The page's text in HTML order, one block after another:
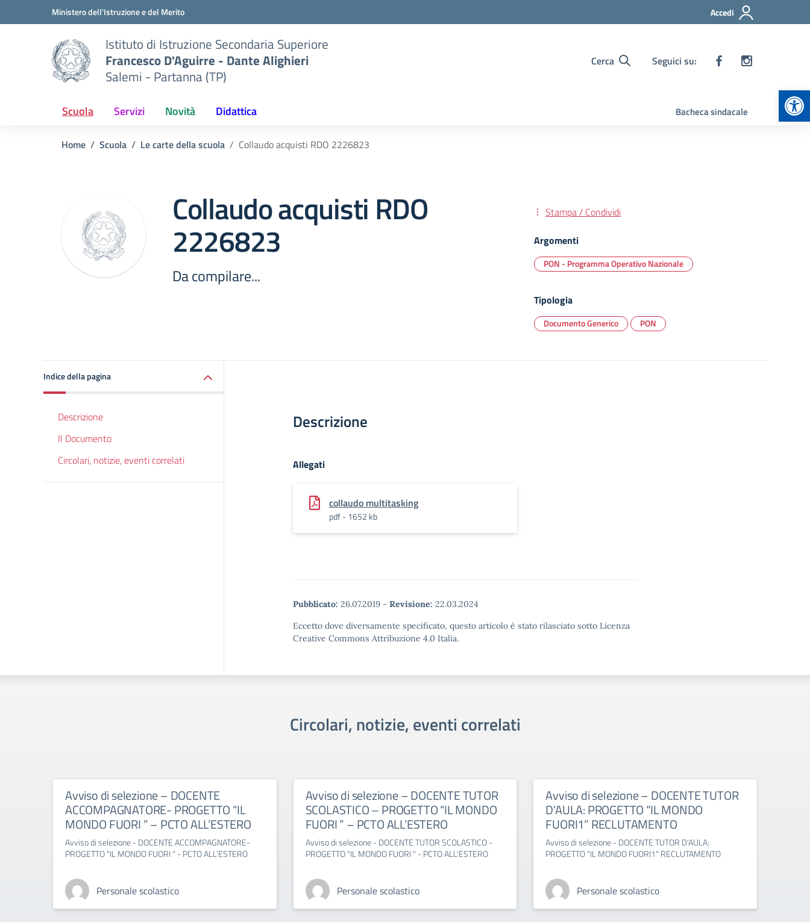
Vai ai contenuti
Vai al menu di navigazioneMinistero dell'Istruzione e del Merito Accedi
Istituto di Istruzione Secondaria Superiore
Francesco D'Aguirre - Dante Alighieri
Salemi - Partanna (TP)
Cerca Seguici su:
Scuola Servizi Novità Didattica Bacheca sindacale
Home Scuola Le carte della scuola Collaudo acquisti RDO 2226823
Collaudo acquisti RDO
2226823
Da compilare...
Stampa / Condividi
Argomenti
PON - Programma Operativo Nazionale
Tipologia
Documento Generico PON
Indice della pagina
Descrizione
Il Documento
Circolari, notizie, eventi correlati
Descrizione
Allegati
collaudo multitasking
pdf - 1652 kb
Pubblicato: 26.07.2019 - Revisione: 22.03.2024
Eccetto dove diversamente specificato, questo articolo è stato rilasciato sotto Licenza
Creative Commons Attribuzione 4.0 Italia.
Circolari, notizie, eventi correlati
Avviso di selezione – DOCENTE
ACCOMPAGNATORE- PROGETTO “IL
MONDO FUORI ” – PCTO ALL’ESTERO
Avviso di selezione - DOCENTE ACCOMPAGNATORE-
PROGETTO "IL MONDO FUORI " - PCTO ALL’ESTERO
Personale scolastico
Avviso di selezione – DOCENTE TUTOR
SCOLASTICO – PROGETTO “IL MONDO
FUORI ” – PCTO ALL’ESTERO
Avviso di selezione - DOCENTE TUTOR SCOLASTICO -
PROGETTO "IL MONDO FUORI " - PCTO ALL’ESTERO
Personale scolastico
Avviso di selezione – DOCENTE TUTOR
D’AULA: PROGETTO “IL MONDO
FUORI1” RECLUTAMENTO
Avviso di selezione - DOCENTE TUTOR D'AULA:
PROGETTO "IL MONDO FUORI1" RECLUTAMENTO
Personale scolastico